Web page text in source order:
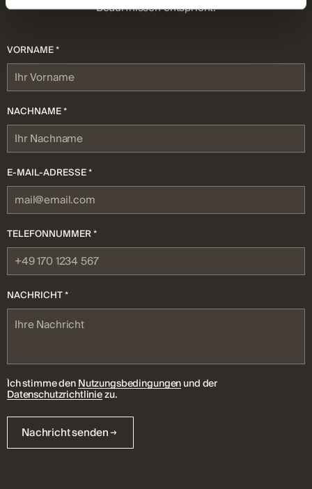
Bedürfnissen entspricht.
VORNAME *
NACHNAME *
E-MAIL-ADRESSE *
TELEFONNUMMER *
NACHRICHT *
Ich stimme denNutzungsbedingungenund der
Datenschutzrichtliniezu.
Nachricht senden